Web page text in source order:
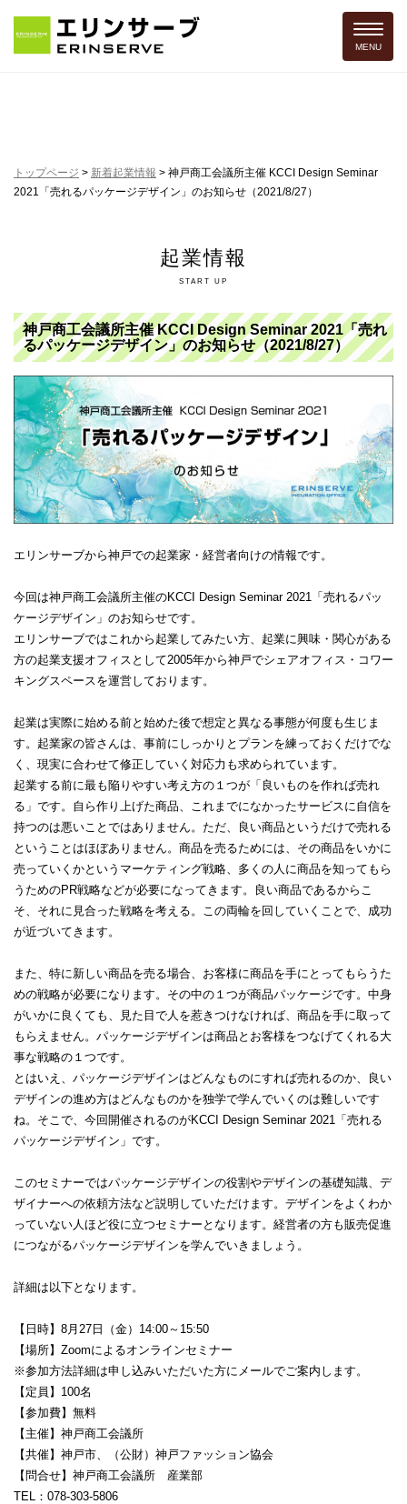
Toggle
MENU
トップページ > 新着起業情報 > 神戸商工会議所主催 KCCI Design Seminar
2021「売れるパッケージデザイン」のお知らせ（2021/8/27）
起業情報
START UP
神戸商工会議所主催 KCCI Design Seminar 2021「売れ
るパッケージデザイン」のお知らせ（2021/8/27）
エリンサーブから神戸での起業家・経営者向けの情報です。
今回は神戸商工会議所主催のKCCI Design Seminar 2021「売れるパッ
ケージデザイン」のお知らせです。
エリンサーブではこれから起業してみたい方、起業に興味・関心がある
方の起業支援オフィスとして2005年から神戸でシェアオフィス・コワー
キングスペースを運営しております。
起業は実際に始める前と始めた後で想定と異なる事態が何度も生じま
す。起業家の皆さんは、事前にしっかりとプランを練っておくだけでな
く、現実に合わせて修正していく対応力も求められています。
起業する前に最も陥りやすい考え方の１つが「良いものを作れば売れ
る」です。自ら作り上げた商品、これまでになかったサービスに自信を
持つのは悪いことではありません。ただ、良い商品というだけで売れる
ということはほぼありません。商品を売るためには、その商品をいかに
売っていくかというマーケティング戦略、多くの人に商品を知ってもら
うためのPR戦略などが必要になってきます。良い商品であるからこ
そ、それに見合った戦略を考える。この両輪を回していくことで、成功
が近づいてきます。
また、特に新しい商品を売る場合、お客様に商品を手にとってもらうた
めの戦略が必要になります。その中の１つが商品パッケージです。中身
がいかに良くても、見た目で人を惹きつけなければ、商品を手に取って
もらえません。パッケージデザインは商品とお客様をつなげてくれる大
事な戦略の１つです。
とはいえ、パッケージデザインはどんなものにすれば売れるのか、良い
デザインの進め方はどんなものかを独学で学んでいくのは難しいです
ね。そこで、今回開催されるのがKCCI Design Seminar 2021「売れる
パッケージデザイン」です。
このセミナーではパッケージデザインの役割やデザインの基礎知識、デ
ザイナーへの依頼方法など説明していただけます。デザインをよくわか
っていない人ほど役に立つセミナーとなります。経営者の方も販売促進
につながるパッケージデザインを学んでいきましょう。
詳細は以下となります。
【日時】8月27日（金）14:00～15:50
【場所】Zoomによるオンラインセミナー
※参加方法詳細は申し込みいただいた方にメールでご案内します。
【定員】100名
【参加費】無料
【主催】神戸商工会議所
【共催】神戸市、（公財）神戸ファッション協会
【問合せ】神戸商工会議所 産業部
TEL：078-303-5806